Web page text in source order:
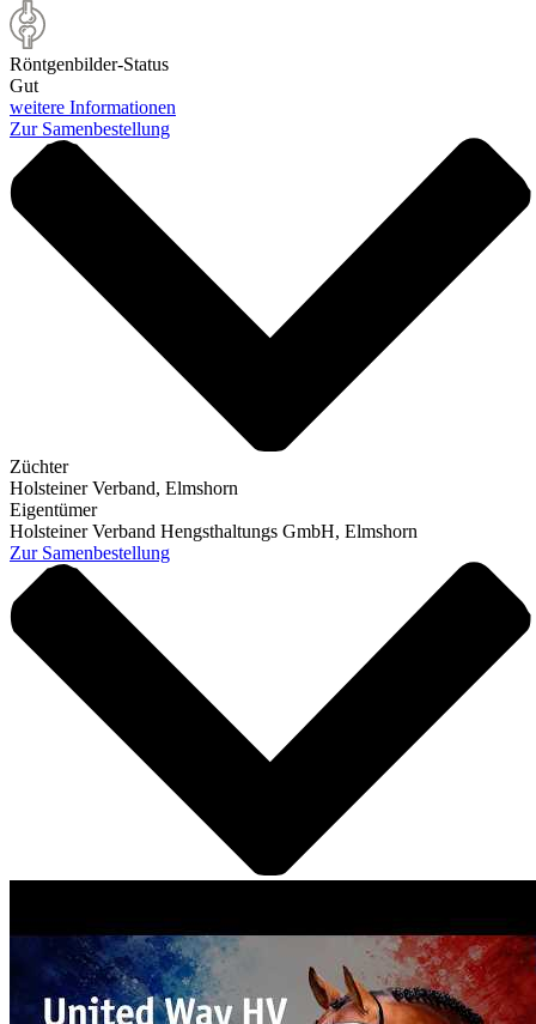
Röntgenbilder-Status
Gut
weitere Informationen
Zur Samenbestellung
Züchter
Holsteiner Verband, Elmshorn
Eigentümer
Holsteiner Verband Hengsthaltungs GmbH, Elmshorn
Zur Samenbestellung